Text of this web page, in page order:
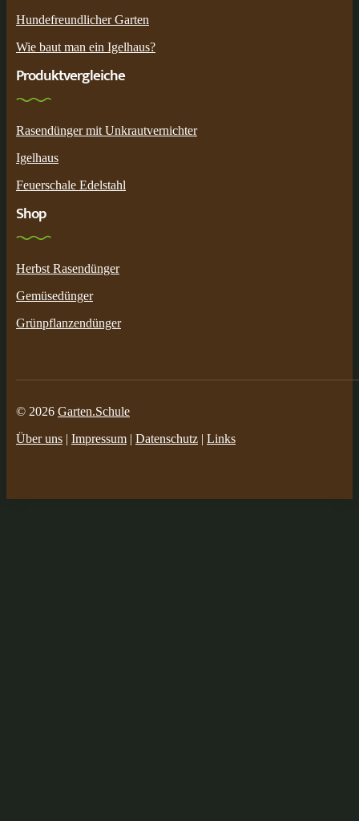
Hundefreundlicher Garten
Wie baut man ein Igelhaus?
Produktvergleiche
Rasendünger mit Unkrautvernichter
Igelhaus
Feuerschale Edelstahl
Shop
Herbst Rasendünger
Gemüsedünger
Grünpflanzendünger
© 2026 Garten.Schule
Über uns | Impressum | Datenschutz | Links